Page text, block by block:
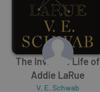
The Invisible Life of
Addie LaRue
V. E. Schwab